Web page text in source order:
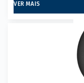
VER MAIS